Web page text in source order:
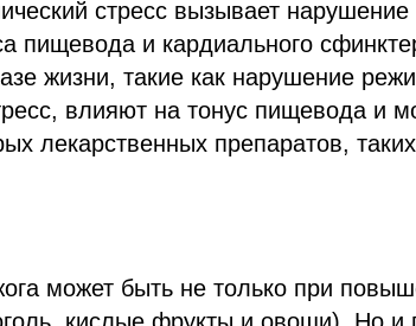
стресс вызывает
пищевода и кардиального
жизни, такие как нарушение
влияют на тонус пищевода и
лекарственных препаратов,
может быть не только при